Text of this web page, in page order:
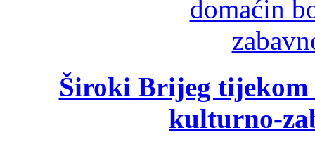
Široki Brijeg tijekom
kulturno-